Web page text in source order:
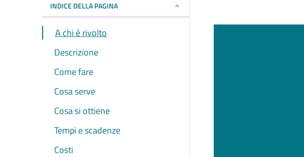
INDICE DELLA PAGINA
A chi è rivolto
Descrizione
Come fare
Cosa serve
Cosa si ottiene
Tempi e scadenze
Costi